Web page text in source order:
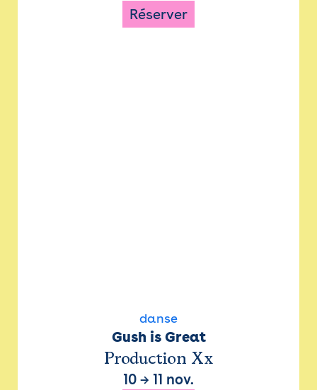
Réserver
danse
Gush is Great
Production Xx
10 → 11 nov.